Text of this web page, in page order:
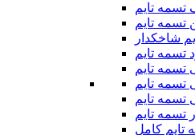
تسمه تایم
تایم
شاخکدار
تسمه تایم
تسمه تایم
تسمه تایم
تسمه تایم
تسمه تایم
تایم کامل